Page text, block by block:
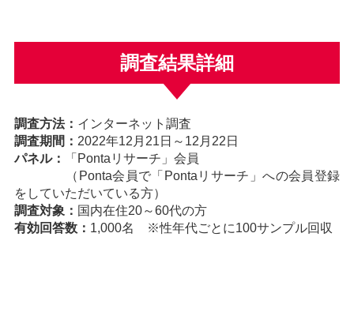
調査結果詳細
調査方法： インターネット調査
調査期間： 2022年12月21日～12月22日
パネル：
「Pontaリサーチ」会員
（Ponta会員で「Pontaリサーチ」への会員登録
をしていただいている方）
調査対象： 国内在住20～60代の方
有効回答数： 1,000名 ※性年代ごとに100サンプル回収